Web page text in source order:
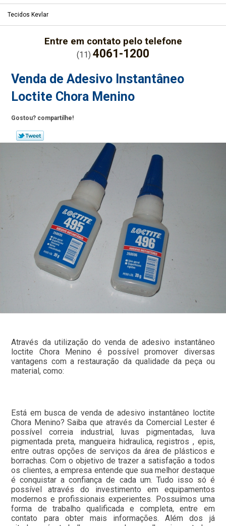
Tecidos Kevlar
Entre em contato pelo telefone
(11) 4061-1200
Venda de Adesivo Instantâneo
Loctite Chora Menino
Gostou? compartilhe!
Através da utilização do venda de adesivo instantâneo
loctite Chora Menino é possível promover diversas
vantagens com a restauração da qualidade da peça ou
material, como:
Está em busca de venda de adesivo instantâneo loctite
Chora Menino? Saiba que através da Comercial Lester é
possível correia industrial, luvas pigmentadas, luva
pigmentada preta, mangueira hidraulica, registros , epis,
entre outras opções de serviços da área de plásticos e
borrachas. Com o objetivo de trazer a satisfação a todos
os clientes, a empresa entende que sua melhor destaque
é conquistar a confiança de cada um. Tudo isso só é
possível através do investimento em equipamentos
modernos e profissionais experientes. Possuímos uma
forma de trabalho qualificada e completa, entre em
contato para obter mais informações. Além dos já